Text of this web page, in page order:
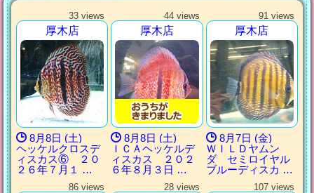
33 views
厚木店
8月8日 (土)
ヘッケルクロスデ
ィスカス⑥ ２０
２６年７月１ …
44 views
厚木店
8月8日 (土)
ＩＣＡヘッケルデ
ィスカス ２０２
６年８月３日 …
91 views
厚木店
8月7日 (金)
ＷＩＬＤヤムン
ダ セミロイヤル
ブルーディスカ …
86 views 28 views 107 views